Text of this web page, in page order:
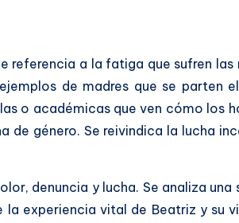
referencia a la fatiga que sufren
de madres que se parten
o académicas que ven cómo los
de género. Se reivindica la lucha
denuncia y lucha. Se analiza
experiencia vital de Beatriz y su